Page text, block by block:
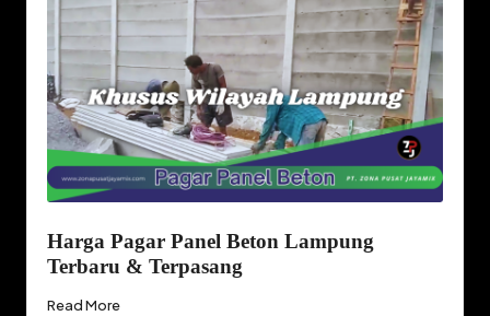
Harga Pagar Panel Beton Lampung
Terbaru & Terpasang
Read More